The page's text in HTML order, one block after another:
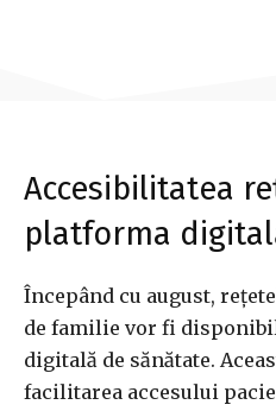
Accesibilitatea
platforma
Începând cu august,
de familie vor fi
digitală de sănătate.
facilitarea accesului